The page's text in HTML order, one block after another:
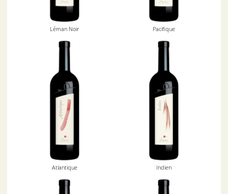
Léman Noir Pacifique
Atlantique Indien